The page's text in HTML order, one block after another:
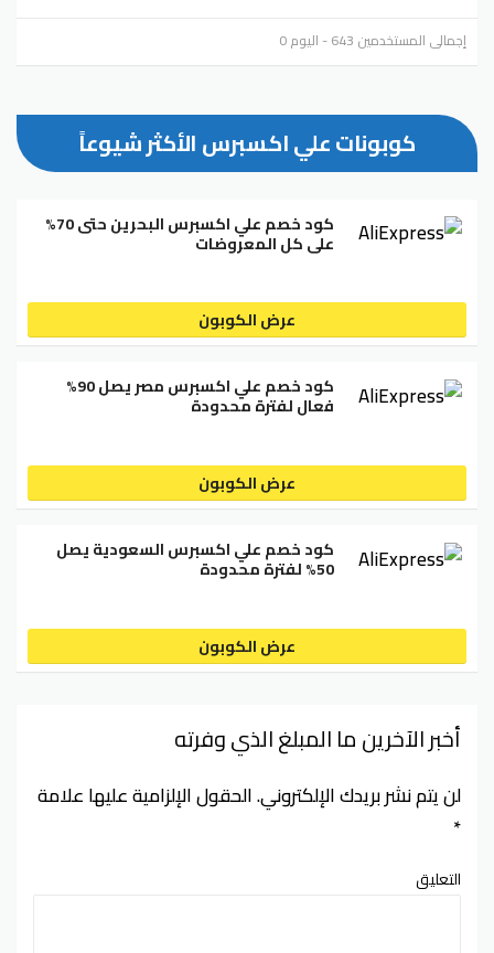
إجمالي المستخدمين 643 - اليوم 0
كوبونات علي اكسبرس الأكثر شيوعاً
كود خصم علي اكسبرس البحرين حتى 70%
على كل المعروضات
عرض الكوبون
كود خصم علي اكسبرس مصر يصل 90%
فعال لفترة محدودة
عرض الكوبون
كود خصم علي اكسبرس السعودية يصل
50% لفترة محدودة
عرض الكوبون
أخبر الآخرين ما المبلغ الذي وفرته
لن يتم نشر بريدك الإلكتروني.الحقول الإلزامية عليها علامة
*
التعليق